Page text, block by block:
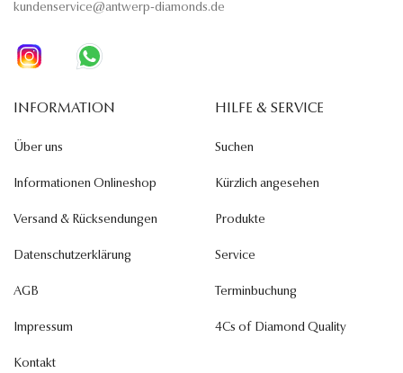
kundenservice@antwerp-diamonds.de
INFORMATION
Über uns
Informationen Onlineshop
Versand & Rücksendungen
Datenschutzerklärung
AGB
Impressum
Kontakt
HILFE & SERVICE
Suchen
Kürzlich angesehen
Produkte
Service
Terminbuchung
4Cs of Diamond Quality